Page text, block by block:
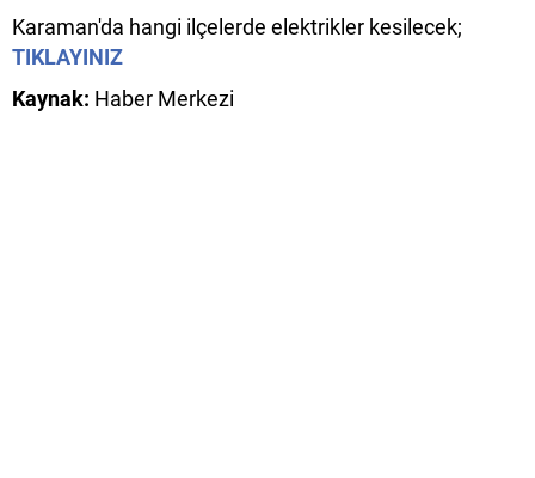
Karaman'da hangi ilçelerde elektrikler kesilecek;
TIKLAYINIZ
Kaynak: Haber Merkezi